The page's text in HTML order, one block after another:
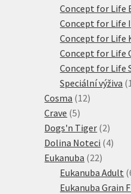
Concept for Life
Concept for Life
Concept for Life
Concept for Life
Concept for Life
Speciální výživa
Cosma 1212
Crave 55
produktů
Dogs'n Tiger 22
Dolina Noteci 44
Eukanuba 2222
Eukanuba Adult
Eukanuba Grain